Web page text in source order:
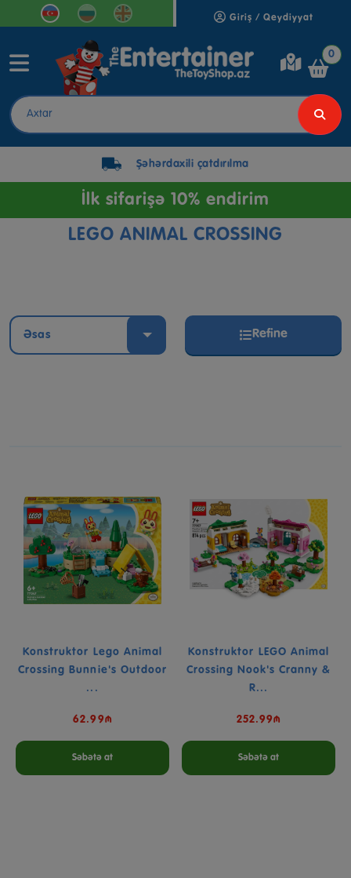
Giriş / Qeydiyyat
0
Şəhərdaxili çatdırılma
İlk sifarişə 10% endirim
LEGO ANIMAL CROSSING
Əsas Refine
Konstruktor Lego Animal
Crossing Bunnie's Outdoor
...
62.99₼
Səbətə at
Konstruktor LEGO Animal
Crossing Nook's Cranny &
R...
252.99₼
Səbətə at